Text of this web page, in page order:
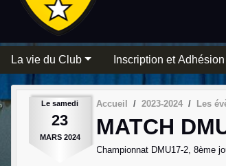
La vie du Club Inscription et Adhésion
Le samedi
23
MARS 2024
Accueil 2023-2024 Les
MATCH
Championnat DMU17-2, 8ème